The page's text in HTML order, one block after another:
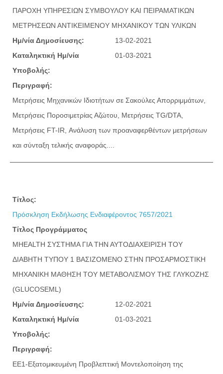
ΠΑΡΟΧΗ ΥΠΗΡΕΣΙΩΝ ΣΥΜΒΟΥΛΟΥ ΚΑΙ ΠΕΙΡΑΜΑΤΙΚΩΝ
ΜΕΤΡΗΣΕΩΝ ΑΝΤΙΚΕΙΜΕΝΟΥ ΜΗΧΑΝΙΚΟΥ ΤΩΝ ΥΛΙΚΩΝ
Ημ/νία Δημοσίευσης:
13-02-2021
Καταληκτική Ημ/νία
Υποβολής:
01-03-2021
Περιγραφή:
Μετρήσεις Μηχανικών Ιδιοτήτων σε Σακούλες Απορριμμάτων,
Μετρήσεις Ποροσιμετρίας Αζώτου, Μετρήσεις TG/DTA,
Μετρήσεις FT-IR, Ανάλυση των προαναφερθέντων μετρήσεων
και σύνταξη τελικής αναφοράς....
Τίτλος:
Πρόσκληση Εκδήλωσης Ενδιαφέροντος 7657/2021
Τίτλος Προγράμματος
MHEALTH ΣΥΣΤΗΜΑ ΓΙΑ ΤΗΝ ΑΥΤΟΔΙΑΧΕΙΡΙΣΗ ΤΟΥ
ΔΙΑΒΗΤΗ ΤΥΠΟΥ 1 ΒΑΣΙΖΟΜΕΝΟ ΣΤΗΝ ΠΡΟΣΑΡΜΟΣΤΙΚΗ
ΜΗΧΑΝΙΚΗ ΜΑΘΗΣΗ ΤΟΥ ΜΕΤΑΒΟΛΙΣΜΟΥ ΤΗΣ ΓΛΥΚΟΖΗΣ
(GLUCOSEML)
Ημ/νία Δημοσίευσης:
12-02-2021
Καταληκτική Ημ/νία
Υποβολής:
01-03-2021
Περιγραφή:
ΕΕ1-Εξατομικευμένη Προβλεπτική Μοντελοποίηση της